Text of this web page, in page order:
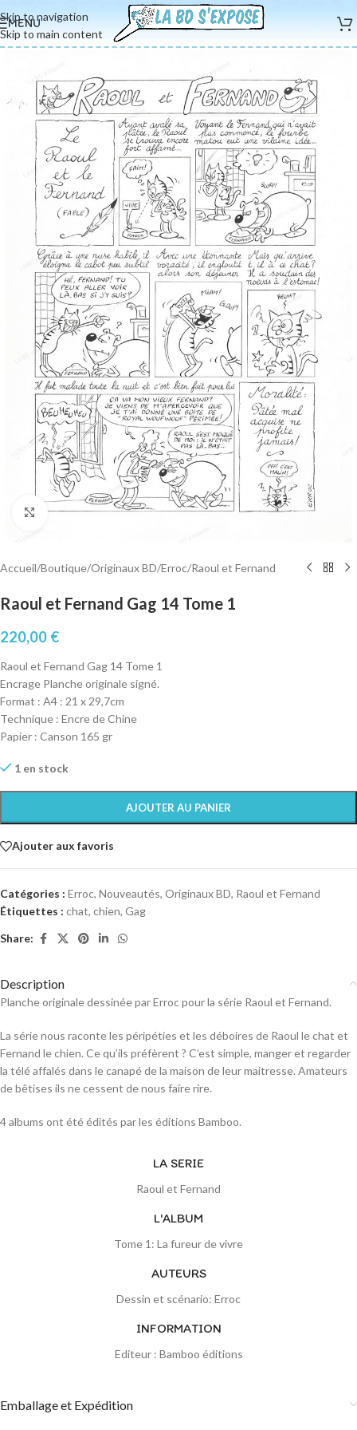
Skip to navigation
Skip to main content
MENU
Cliquez pour agrandir
Accueil/Boutique/Originaux BD/Erroc/Raoul et Fernand
Raoul et Fernand Gag 14 Tome 1
220,00 €
Raoul et Fernand Gag 14 Tome 1
Encrage Planche originale signé.
Format : A4 : 21 x 29,7cm
Technique : Encre de Chine
Papier : Canson 165 gr
1 en stock
AJOUTER AU PANIER
Ajouter aux favoris
Catégories : Erroc, Nouveautés, Originaux BD, Raoul et Fernand
Étiquettes : chat, chien, Gag
Share:
Description
Planche originale dessinée par Erroc pour la série Raoul et Fernand.
La série nous raconte les péripéties et les déboires de Raoul le chat et
Fernand le chien. Ce qu’ils préfèrent ? C’est simple, manger et regarder
la télé affalés dans le canapé de la maison de leur maitresse. Amateurs
de bêtises ils ne cessent de nous faire rire.
4 albums ont été édités par les éditions Bamboo.
LA SERIE
Raoul et Fernand
L'ALBUM
Tome 1: La fureur de vivre
AUTEURS
Dessin et scénario: Erroc
INFORMATION
Editeur : Bamboo éditions
Emballage et Expédition